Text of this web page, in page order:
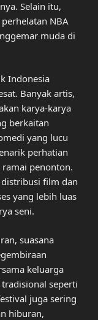
Selain itu,
NBA
muda di
Indonesia
Banyak artis,
karya-karya
berkaitan
yang lucu
perhatian
penonton.
film dan
yang lebih luas
seni.
suasana
keluarga
seperti
juga sering
hiburan,